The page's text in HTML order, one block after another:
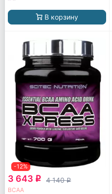
В корзину
-12%
3 643 q 4 140q
ВСАА